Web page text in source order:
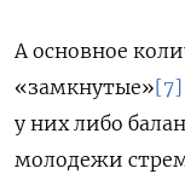
А основное
«замкнутые»[7]
у них либо
молодежи